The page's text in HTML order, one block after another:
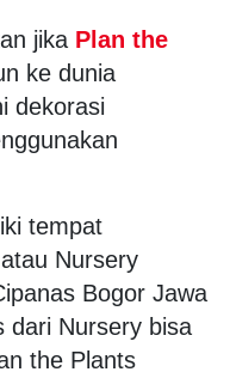
jika Plan the
ke dunia
dekorasi
tempat
Nursery
Bogor Jawa
dari Nursery bisa
the Plants